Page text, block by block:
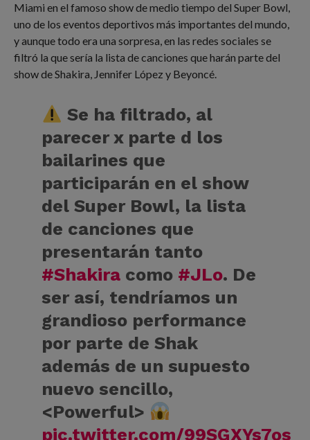
Miami en el famoso show de medio tiempo del Super Bowl,
uno de los eventos deportivos más importantes del mundo,
y aunque todo era una sorpresa, en las redes sociales se
filtró la que sería la lista de canciones que harán parte del
show de Shakira, Jennifer López y Beyoncé.
Se ha filtrado, al
parecer x parte d los
bailarines que
participarán en el show
del Super Bowl, la lista
de canciones que
presentarán tanto
#Shakira como #JLo. De
ser así, tendríamos un
grandioso performance
por parte de Shak
además de un supuesto
nuevo sencillo,
<Powerful>
pic.twitter.com/99SGXYs7os